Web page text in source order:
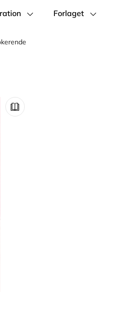
Forlaget